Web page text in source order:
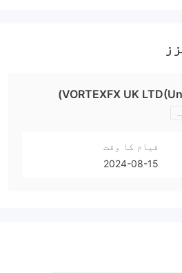
VORTEXFX UK
قیام کا وقت
2024-08-15